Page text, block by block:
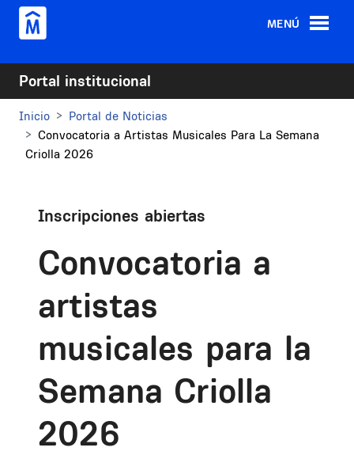
Pasar al contenido principal
MENÚ
Portal institucional
Inicio
Portal de Noticias
Convocatoria a Artistas Musicales Para La Semana
Criolla 2026
Inscripciones abiertas
Convocatoria a
artistas
musicales para la
Semana Criolla
2026